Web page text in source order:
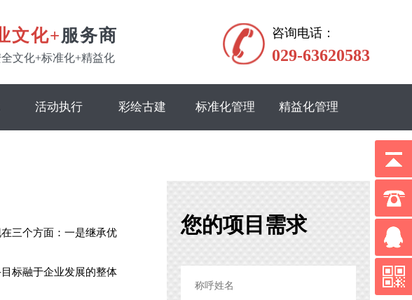
文化+服务商
文化+标准化+精益化
咨询电话：
029-63620583
活动执行 彩绘古建 标准化管理 精益化管理
三个方面：一是继承优
标融于企业发展的整体
您的项目需求